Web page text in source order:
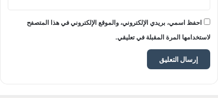
احفظ اسمي، بريدي الإلكتروني، والموقع الإلكتروني في هذا المتصفح
لاستخدامها المرة المقبلة في تعليقي.